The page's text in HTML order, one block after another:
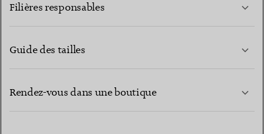
Filières responsables
Guide des tailles
Rendez-vous dans une boutique